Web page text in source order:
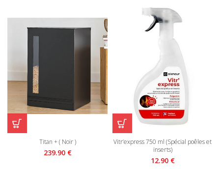
Titan + ( Noir )
239.90 €
Vitr’express 750 ml (Spécial poêles et
inserts)
12.90 €